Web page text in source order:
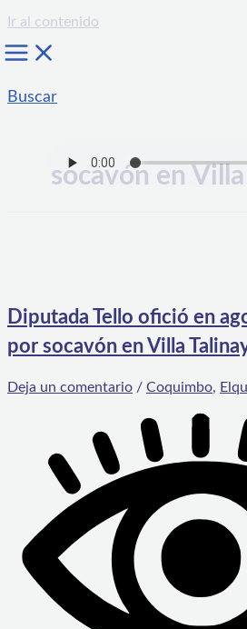
Ir al contenido
Buscar
socavón en
Diputada Tello ofició en
por socavón en Villa
Deja un comentario / Coquimbo,